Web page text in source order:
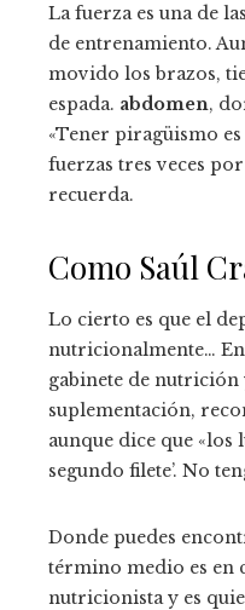
La fuerza es una de
de entrenamiento.
movido los brazos,
espada. abdomen,
«Tener piragüismo
fuerzas tres veces
recuerda.
Como Saúl
Lo cierto es que el
nutricionalmente…
gabinete de nutrición
suplementación,
aunque dice que
segundo filete’. No
Donde puedes
término medio es en
nutricionista y es